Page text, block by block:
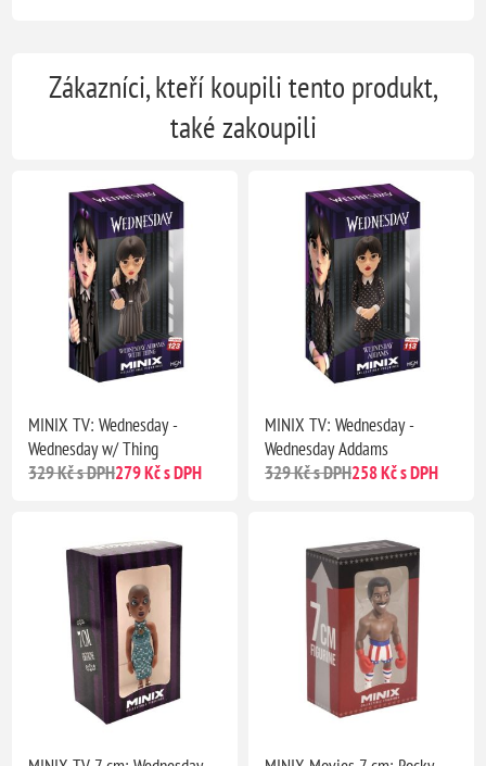
Zákazníci, kteří koupili tento produkt,
také zakoupili
MINIX TV: Wednesday -
Wednesday w/ Thing
329 Kč s DPH279 Kč s DPH
MINIX TV: Wednesday -
Wednesday Addams
329 Kč s DPH258 Kč s DPH